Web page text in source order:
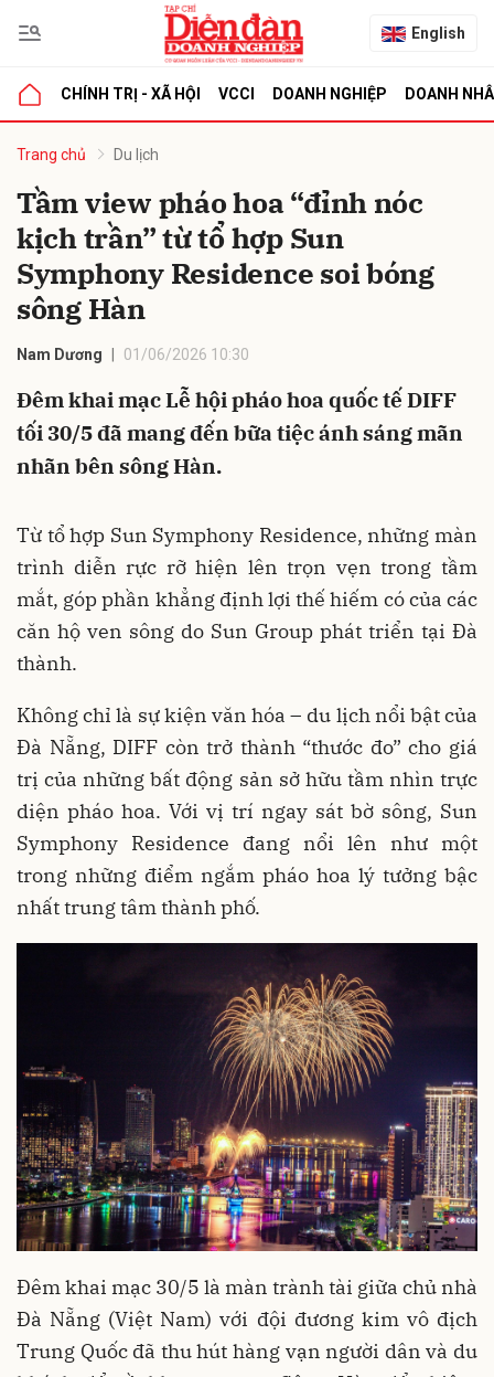
English
CHÍNH TRỊ - XÃ HỘI VCCI DOANH NGHIỆP DOANH
Trang chủ Du lịch
Tầm view pháo hoa “đỉnh nóc
kịch trần” từ tổ hợp Sun
Symphony Residence soi bóng
sông Hàn
Nam Dương 01/06/2026 10:30
Đêm khai mạc Lễ hội pháo hoa quốc tế DIFF
tối 30/5 đã mang đến bữa tiệc ánh sáng mãn
nhãn bên sông Hàn.
Từ tổ hợp Sun Symphony Residence, những màn
trình diễn rực rỡ hiện lên trọn vẹn trong tầm
mắt, góp phần khẳng định lợi thế hiếm có của các
căn hộ ven sông do Sun Group phát triển tại Đà
thành.
Không chỉ là sự kiện văn hóa – du lịch nổi bật của
Đà Nẵng, DIFF còn trở thành “thước đo” cho giá
trị của những bất động sản sở hữu tầm nhìn trực
diện pháo hoa. Với vị trí ngay sát bờ sông, Sun
Symphony Residence đang nổi lên như một
trong những điểm ngắm pháo hoa lý tưởng bậc
nhất trung tâm thành phố.
Đêm khai mạc 30/5 là màn trành tài giữa chủ nhà
Đà Nẵng (Việt Nam) với đội đương kim vô địch
Trung Quốc đã thu hút hàng vạn người dân và du
luận